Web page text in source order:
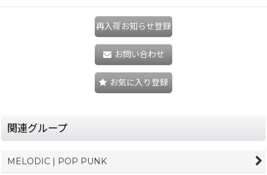
再入荷お知らせ登録
お問い合わせ
お気に入り登録
関連グループ
MELODIC | POP PUNK